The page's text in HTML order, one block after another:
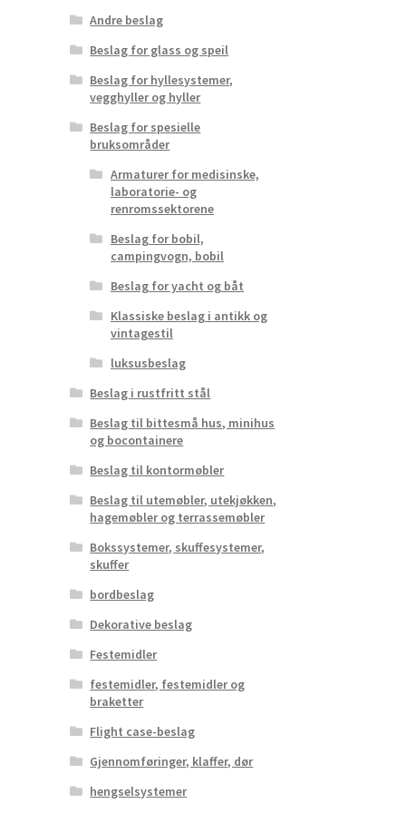
Andre beslag
Beslag for glass og speil
Beslag for hyllesystemer,
vegghyller og hyller
Beslag for spesielle
bruksområder
Armaturer for medisinske,
laboratorie- og
renromssektorene
Beslag for bobil,
campingvogn, bobil
Beslag for yacht og båt
Klassiske beslag i antikk og
vintagestil
luksusbeslag
Beslag i rustfritt stål
Beslag til bittesmå hus, minihus
og bocontainere
Beslag til kontormøbler
Beslag til utemøbler, utekjøkken,
hagemøbler og terrassemøbler
Bokssystemer, skuffesystemer,
skuffer
bordbeslag
Dekorative beslag
Festemidler
festemidler, festemidler og
braketter
Flight case-beslag
Gjennomføringer, klaffer, dør
hengselsystemer